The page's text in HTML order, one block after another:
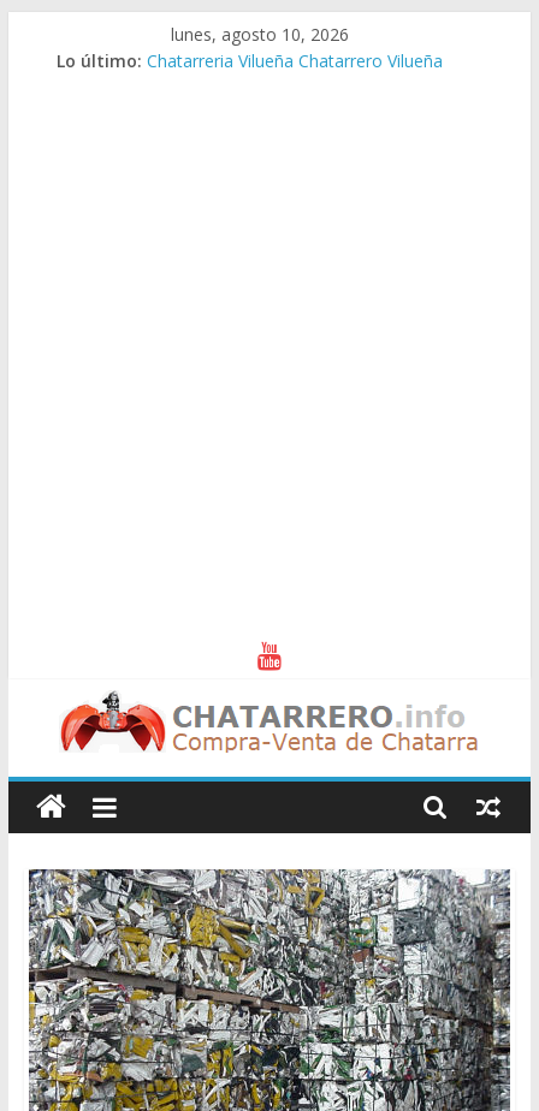
lunes, agosto 10, 2026
Lo último: Chatarreria Vilueña Chatarrero Vilueña
Chatarreros
–
Precio
de
Chatarra
Directorio